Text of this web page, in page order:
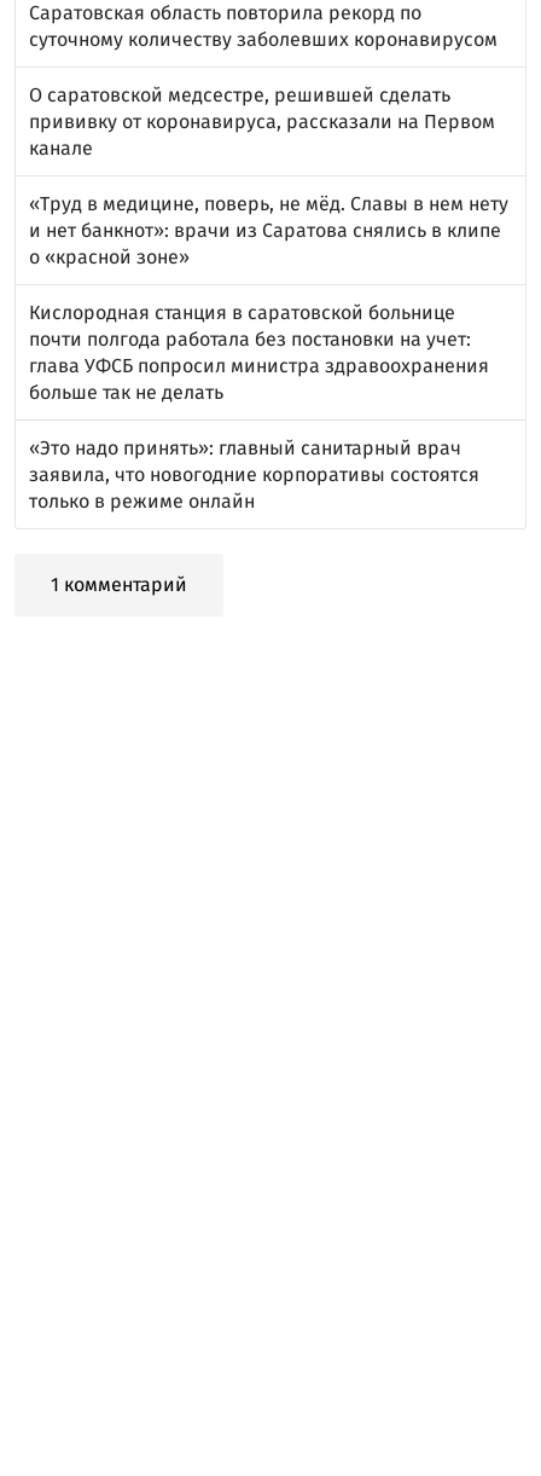
Саратовская область повторила рекорд по
суточному количеству заболевших коронавирусом
О саратовской медсестре, решившей сделать
прививку от коронавируса, рассказали на Первом
канале
«Труд в медицине, поверь, не мёд. Славы в нем нету
и нет банкнот»: врачи из Саратова снялись в клипе
о «красной зоне»
Кислородная станция в саратовской больнице
почти полгода работала без постановки на учет:
глава УФСБ попросил министра здравоохранения
больше так не делать
«Это надо принять»: главный санитарный врач
заявила, что новогодние корпоративы состоятся
только в режиме онлайн
1 комментарий